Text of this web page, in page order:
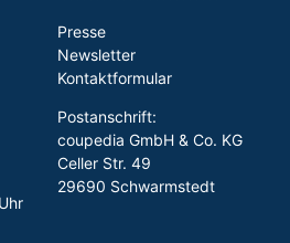
Presse
Newsletter
Kontaktformular
Postanschrift:
coupedia GmbH & Co. KG
Celler Str. 49
29690 Schwarmstedt